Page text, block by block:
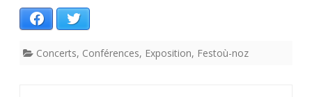
Facebook
Concerts, Conférences, Exposition, Festoù-noz